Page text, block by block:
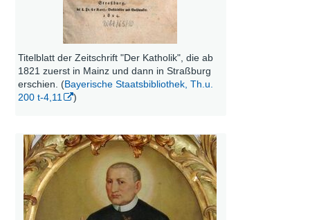
Titelblatt der Zeitschrift "Der Katholik", die ab
1821 zuerst in Mainz und dann in Straßburg
erschien. (Bayerische Staatsbibliothek, Th.u.
200 t-4,11
)